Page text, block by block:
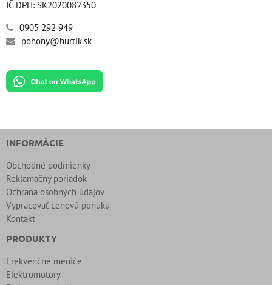
IČ DPH: SK2020082350
0905 292 949
pohony@hurtik.sk
INFORMÁCIE
Obchodné podmienky
Reklamačný poriadok
Ochrana osobných údajov
Vypracovať cenovú ponuku
Kontakt
PRODUKTY
Frekvenčné meniče
Elektromotory